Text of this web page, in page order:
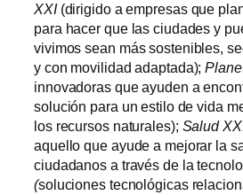
XXI (dirigido a empresas que
para hacer que las ciudades y
vivimos sean más sostenibles,
y con movilidad adaptada);
innovadoras que ayuden a
solución para un estilo de vida
los recursos naturales); Salud
aquello que ayude a mejorar la
ciudadanos a través de la
(soluciones tecnológicas